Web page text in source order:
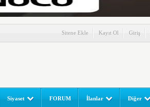
Sitene Ekle Kayıt Ol Giriş
Siyaset FORUM İlanlar Diğer